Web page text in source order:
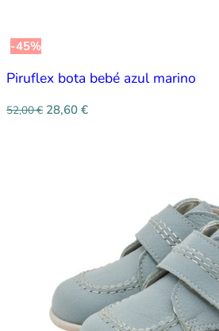
-45%
Piruflex bota bebé azul marino
52,00€ 28,60 €